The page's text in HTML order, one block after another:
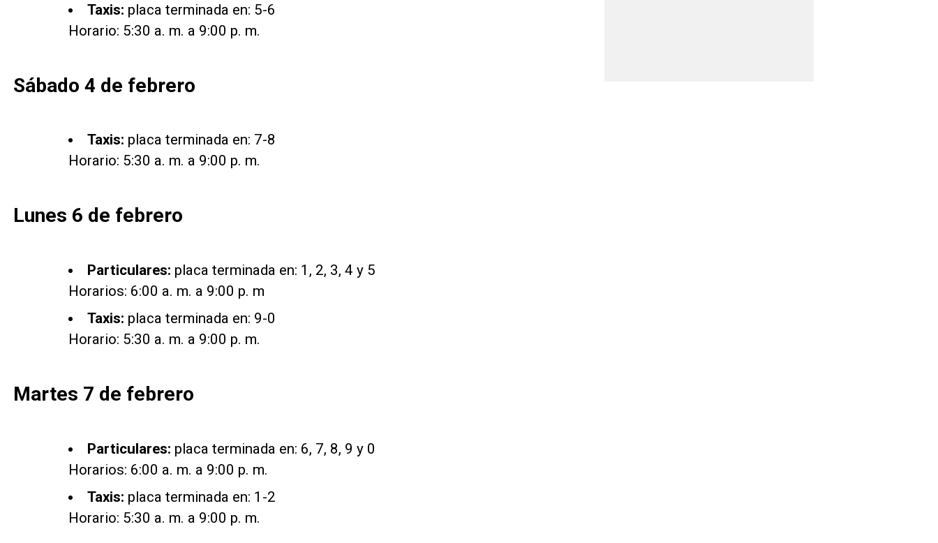
Taxis: placa terminada en: 5-6
Horario: 5:30 a. m. a 9:00 p. m.
Sábado 4 de febrero
Taxis: placa terminada en: 7-8
Horario: 5:30 a. m. a 9:00 p. m.
Lunes 6 de febrero
Particulares: placa terminada en: 1, 2, 3, 4 y 5
Horarios: 6:00 a. m. a 9:00 p. m
Taxis: placa terminada en: 9-0
Horario: 5:30 a. m. a 9:00 p. m.
Martes 7 de febrero
Particulares: placa terminada en: 6, 7, 8, 9 y 0
Horarios: 6:00 a. m. a 9:00 p. m.
Taxis: placa terminada en: 1-2
Horario: 5:30 a. m. a 9:00 p. m.